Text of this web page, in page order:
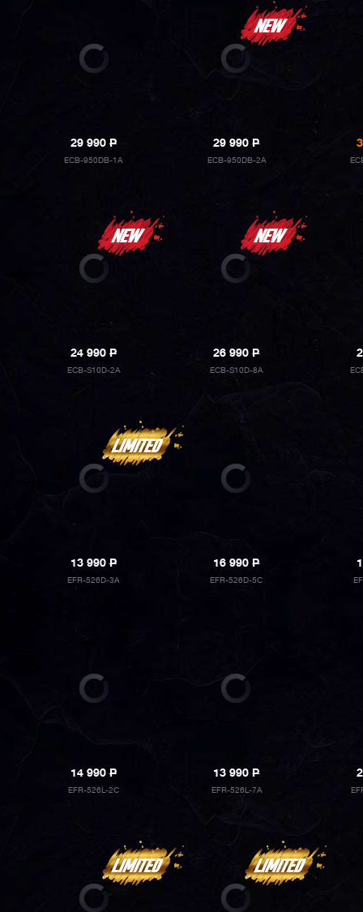
29 990P
ECB-950DB-1A
29 990P
ECB-950DB-2A
24 990P
ECB-S10D-2A
26 990P
ECB-S10D-8A
13 990P
EFR-526D-3A
16 990P
EFR-526D-5C
14 990P
EFR-526L-2C
13 990P
EFR-526L-7A